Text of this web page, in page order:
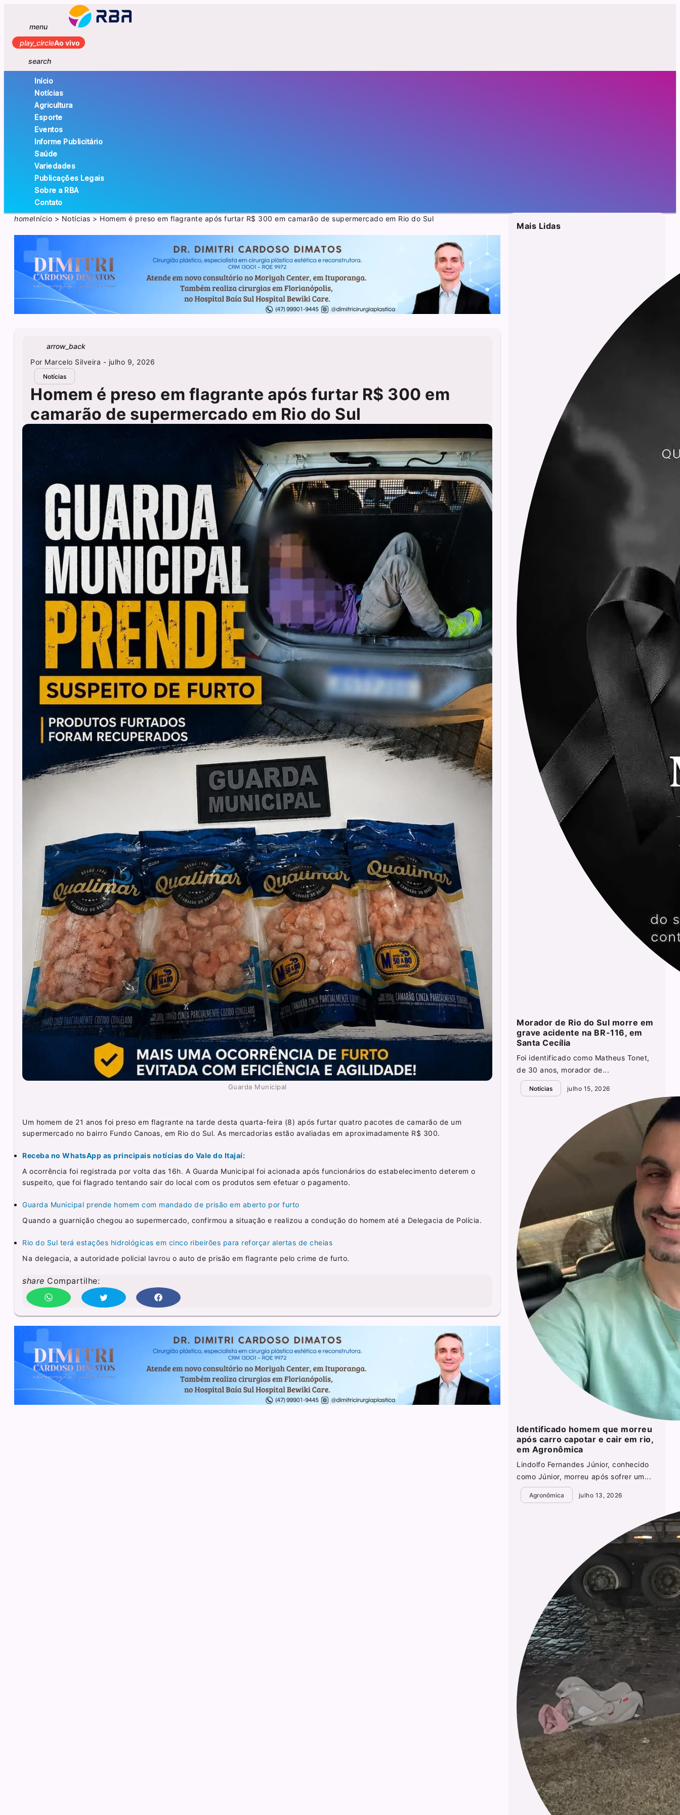
menu
play_circleAo vivo
search
Início
Notícias
Agricultura
Esporte
Eventos
Informe Publicitário
Saúde
Variedades
Publicações Legais
Sobre a RBA
Contato
homeInício > Notícias > Homem é preso em flagrante após furtar R$ 300 em camarão de supermercado em Rio do Sul
arrow_back
Por Marcelo Silveira - julho 9, 2026
Notícias
Homem é preso em flagrante após furtar R$ 300 em
camarão de supermercado em Rio do Sul
Guarda Municipal
Um homem de 21 anos foi preso em flagrante na tarde desta quarta-feira (8) após furtar quatro pacotes de camarão de um
supermercado no bairro Fundo Canoas, em Rio do Sul. As mercadorias estão avaliadas em aproximadamente R$ 300.
Receba no WhatsApp as principais notícias do Vale do Itajaí:
A ocorrência foi registrada por volta das 16h. A Guarda Municipal foi acionada após funcionários do estabelecimento deterem o
suspeito, que foi flagrado tentando sair do local com os produtos sem efetuar o pagamento.
Guarda Municipal prende homem com mandado de prisão em aberto por furto
Quando a guarnição chegou ao supermercado, confirmou a situação e realizou a condução do homem até a Delegacia de Polícia.
Rio do Sul terá estações hidrológicas em cinco ribeirões para reforçar alertas de cheias
Na delegacia, a autoridade policial lavrou o auto de prisão em flagrante pelo crime de furto.
share Compartilhe:
Mais Lidas
Morador de Rio do Sul morre em
grave acidente na BR-116, em
Santa Cecília
Foi identificado como Matheus Tonet,
de 30 anos, morador de...
Notícias julho 15, 2026
Identificado homem que morreu
após carro capotar e cair em rio,
em Agronômica
Lindolfo Fernandes Júnior, conhecido
como Júnior, morreu após sofrer um...
Agronômica julho 13, 2026